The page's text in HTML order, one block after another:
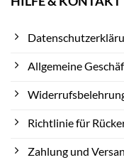
Allgemeine
Richtlinie für
Zahlung und